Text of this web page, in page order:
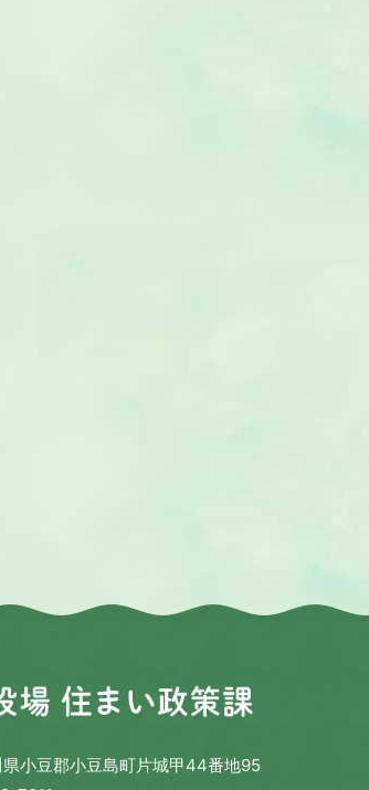
小豆郡小豆島町片城甲44番地95